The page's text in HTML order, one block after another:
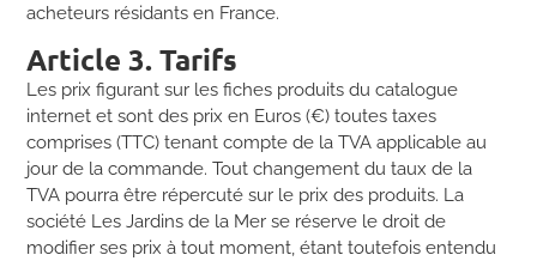
acheteurs résidants en France.
Article 3. Tarifs
Les prix figurant sur les fiches produits du catalogue
internet et sont des prix en Euros (€) toutes taxes
comprises (TTC) tenant compte de la TVA applicable au
jour de la commande. Tout changement du taux de la
TVA pourra être répercuté sur le prix des produits. La
société Les Jardins de la Mer se réserve le droit de
modifier ses prix à tout moment, étant toutefois entendu